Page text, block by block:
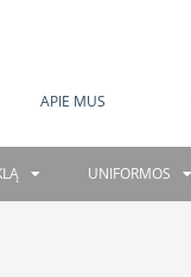
APIE MUS
UNIFORMOS